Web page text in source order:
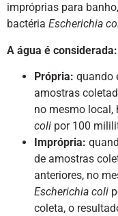
impróprias para
bactéria Escherichia
A água é considerada:
Própria: quando
amostras
no mesmo local,
coli por 100
Imprópria:
de amostras
anteriores, no
Escherichia coli
coleta, o